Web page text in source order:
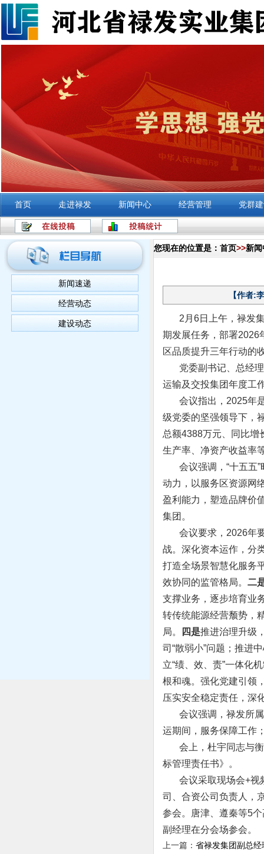
首页 走进禄发 新闻中心 经营管理 党群
新闻速递
经营动态
建设动态
您现在的位置是： 首页>>新
【作者
2月6日上午，禄发集
期发展任务，部署2026
区品质提升三年行动的
党委副书记、总经理
运输及交投集团年度工
会议指出，2025年是
级党委的坚强领导下，
总额4388万元、同比增
生产率、净资产收益率
会议强调，“十五五”
动力，以服务区资源网
盈利能力，塑造品牌价
集团。
会议要求，2026年要
战。深化资本运作，分
打造全场景智慧化服务
效协同的监管格局。 二
支撑业务，逐步培育业
转传统能源经营颓势，
局。
四是推进治理升级
司“散弱小”问题；推进
立“绩、效、责”一体化
根和魂。强化党建引领
压实安全稳定责任，深
会议强调，禄发所属
运期间，服务保障工作
会上，杜宇同志与衡
标管理责任书》。
会议采取现场会+视
司、合资公司负责人，
参会。唐津、遵秦等5
副经理在分会场参会。
上一篇： 省禄发集团副总